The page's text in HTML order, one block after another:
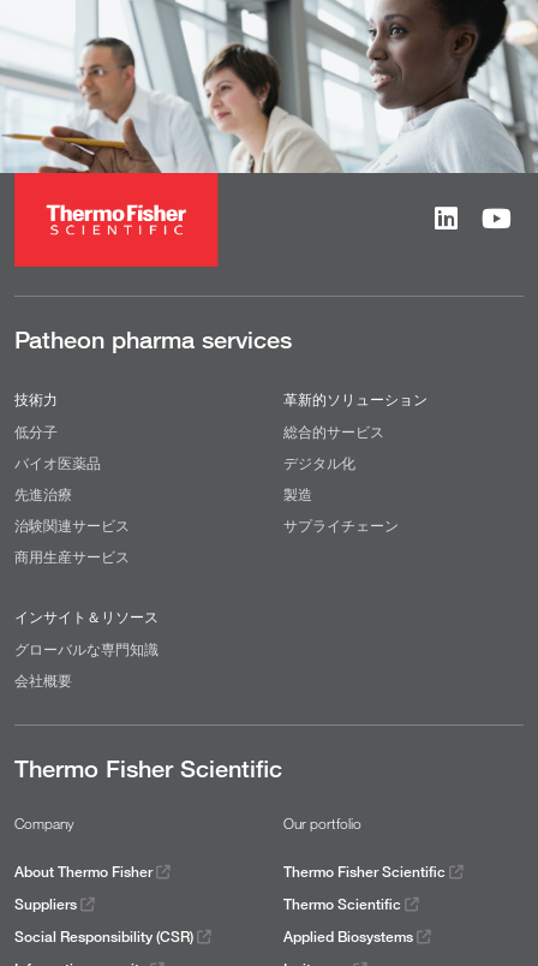
Patheon pharma services
技術力
低分子
バイオ医薬品
先進治療
治験関連サービス
商用生産サービス
革新的ソリューション
総合的サービス
デジタル化
製造
サプライチェーン
インサイト＆リソース
グローバルな専門知識
会社概要
Thermo Fisher Scientific
Company
About Thermo Fisher
Suppliers
Social Responsibility (CSR)
Our portfolio
Thermo Fisher Scientific
Thermo Scientific
Applied Biosystems